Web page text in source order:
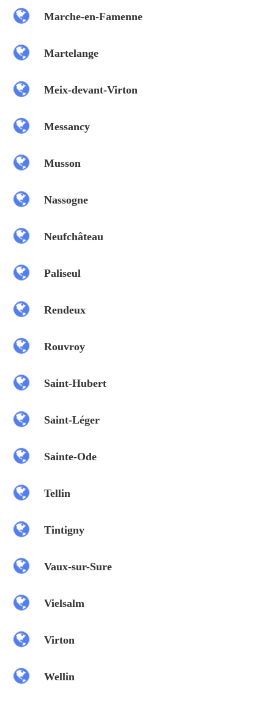
Marche-en-Famenne
Martelange
Meix-devant-Virton
Messancy
Musson
Nassogne
Neufchâteau
Paliseul
Rendeux
Rouvroy
Saint-Hubert
Saint-Léger
Sainte-Ode
Tellin
Tintigny
Vaux-sur-Sure
Vielsalm
Virton
Wellin